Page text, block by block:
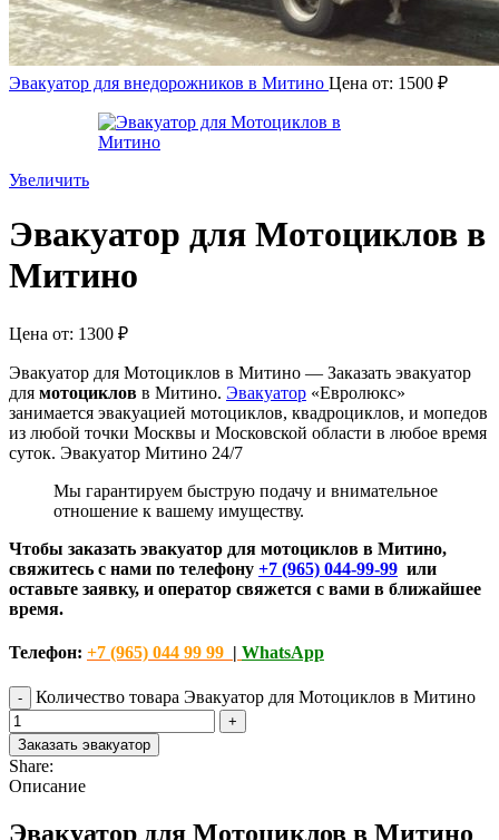
Эвакуатор для внедорожников в Митино Цена от: 1500 ₽
Увеличить
Эвакуатор для Мотоциклов в
Митино
Цена от: 1300 ₽
Эвакуатор для Мотоциклов в Митино — Заказать эвакуатор
для мотоциклов в Митино. Эвакуатор «Евролюкс»
занимается эвакуацией мотоциклов, квадроциклов, и мопедов
из любой точки Москвы и Московской области в любое время
суток. Эвакуатор Митино 24/7
Мы гарантируем быструю подачу и внимательное
отношение к вашему имуществу.
Чтобы заказать эвакуатор для мотоциклов в Митино,
свяжитесь с нами по телефону +7 (965) 044-99-99 или
оставьте заявку, и оператор свяжется с вами в ближайшее
время.
Телефон: +7 (965) 044 99 99 | WhatsApp
Количество товара Эвакуатор для Мотоциклов в Митино
Заказать эвакуатор
Share:
Описание
Эвакуатор для Мотоциклов в Митино